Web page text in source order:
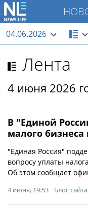
04.06.2026
Лента
4 июня 2026
В "Единой
малого
"Единая Россия"
вопросу уплаты
Об этом сообщает
4 июня, 19:53 Блог